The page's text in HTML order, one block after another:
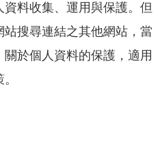
料收集、運用與保護。但
搜尋連結之其他網站，當
於個人資料的保護，適用